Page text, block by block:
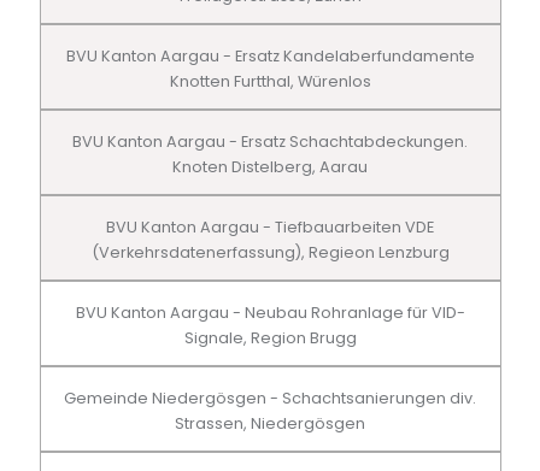
BVU Kanton Aargau - Ersatz Kandelaberfundamente
Knotten Furtthal, Würenlos
BVU Kanton Aargau - Ersatz Schachtabdeckungen.
Knoten Distelberg, Aarau
BVU Kanton Aargau - Tiefbauarbeiten VDE
(Verkehrsdatenerfassung), Regieon Lenzburg
BVU Kanton Aargau - Neubau Rohranlage für VID-
Signale, Region Brugg
Gemeinde Niedergösgen - Schachtsanierungen div.
Strassen, Niedergösgen